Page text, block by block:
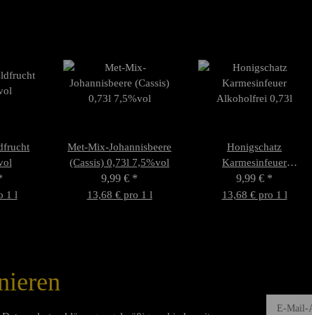
1 l
Met-Mix-Johannisbeere
(Cassis) 0,73l 7,5%vol
9,99 € *
13,68 € pro 1 l
Honigschatz
Karmesinfeuer
Alkoholfrei 0,73l
9,99 € *
13,68 € pro 1 l